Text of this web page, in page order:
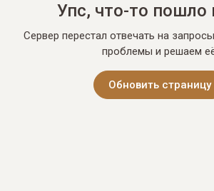
Упс, что-то пошло
Сервер перестал отвечать на
проблемы и решаем
Обновить страницу